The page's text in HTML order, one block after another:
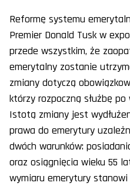
Reformę systemu
Premier Donald Tusk w
przede wszystkim, że
emerytalny zostanie
zmiany dotyczą
którzy rozpoczną służbę
Istotą zmiany jest
prawa do emerytury
dwóch warunków:
oraz osiągnięcia wieku 55
wymiaru emerytury